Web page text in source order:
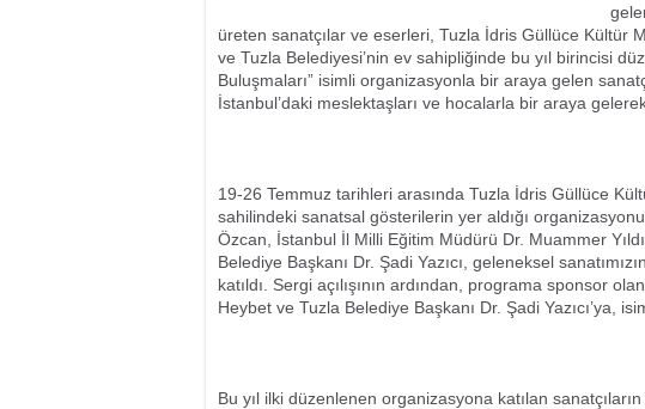
üreten sanatçılar ve eserleri, Tuzla İdris Güllüce Kültür
ve Tuzla Belediyesi’nin ev sahipliğinde bu yıl birincisi
Buluşmaları” isimli organizasyonla bir araya gelen
İstanbul’daki meslektaşları ve hocalarla bir araya
19-26 Temmuz tarihleri arasında Tuzla İdris Güllüce
sahilindeki sanatsal gösterilerin yer aldığı
Özcan, İstanbul İl Milli Eğitim Müdürü Dr. Muammer
Belediye Başkanı Dr. Şadi Yazıcı, geleneksel
katıldı. Sergi açılışının ardından, programa sponsor
Heybet ve Tuzla Belediye Başkanı Dr. Şadi Yazıcı’ya,
Bu yıl ilki düzenlenen organizasyona katılan